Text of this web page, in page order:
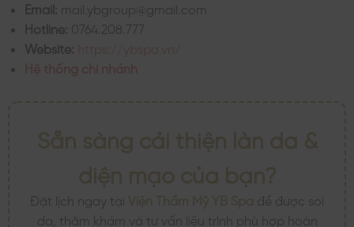
Email: mail.ybgroup@gmail.com
Hotline: 0764.208.777
Website:
Đặt lịch ngay tại
để được soi
da, thăm khám và tư vấn liệu trình phù hợp hoàn